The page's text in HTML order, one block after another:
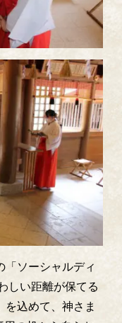
「ソーシャルディ
しい距離が保てる
を込めて、神さま